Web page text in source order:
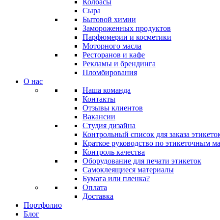
Колбасы
Сыра
Бытовой химии
Замороженных продуктов
Парфюмерии и косметики
Моторного масла
Ресторанов и кафе
Рекламы и брендинга
Пломбирования
О нас
Наша команда
Контакты
Отзывы клиентов
Вакансии
Студия дизайна
Контрольный список для заказа
Краткое руководство по этикеточным
Контроль качества
Оборудование для печати этикеток
Самоклеящиеся материалы
Бумага или пленка?
Оплата
Доставка
Портфолио
Блог